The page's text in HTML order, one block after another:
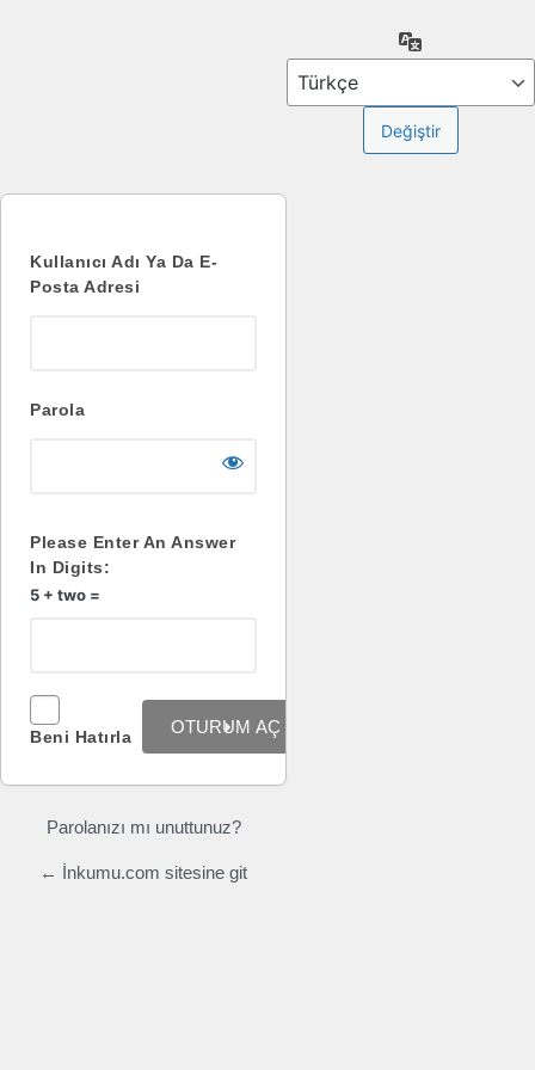
Kullanıcı Adı Ya Da E-
Posta Adresi
Parola
Please Enter An Answer
In Digits:
5 + two =
Beni Hatırla
Parolanızı mı unuttunuz?
← İnkumu.com sitesine git